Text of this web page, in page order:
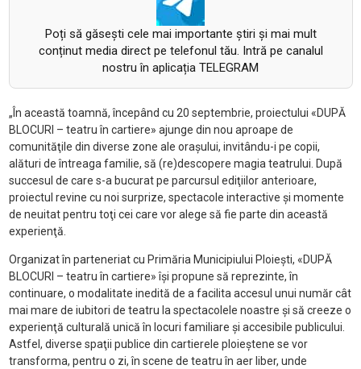
Poți să găsești cele mai importante știri și mai mult
conținut media direct pe telefonul tău. Intră pe canalul
nostru în aplicația TELEGRAM
„În această toamnă, începând cu 20 septembrie, proiectului «DUPĂ
BLOCURI – teatru în cartiere» ajunge din nou aproape de
comunităţile din diverse zone ale oraşului, invitându-i pe copii,
alături de întreaga familie, să (re)descopere magia teatrului. După
succesul de care s-a bucurat pe parcursul ediţiilor anterioare,
proiectul revine cu noi surprize, spectacole interactive şi momente
de neuitat pentru toţi cei care vor alege să fie parte din această
experienţă.
Organizat în parteneriat cu Primăria Municipiului Ploieşti, «DUPĂ
BLOCURI – teatru în cartiere» îşi propune să reprezinte, în
continuare, o modalitate inedită de a facilita accesul unui număr cât
mai mare de iubitori de teatru la spectacolele noastre şi să creeze o
experienţă culturală unică în locuri familiare şi accesibile publicului.
Astfel, diverse spaţii publice din cartierele ploieştene se vor
transforma, pentru o zi, în scene de teatru în aer liber, unde